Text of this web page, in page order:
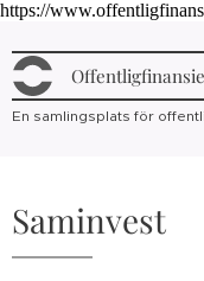
https://
En samlingsplats för
Saminvest